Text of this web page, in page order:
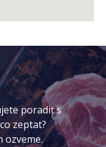
poradit s
zeptat?
ozveme.